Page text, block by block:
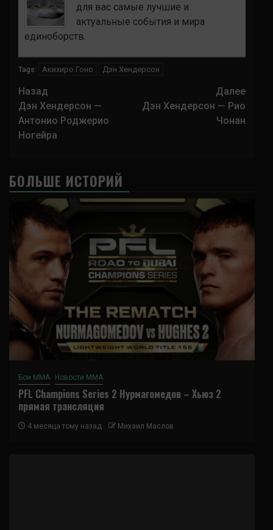
для вас самые лучшие и
актуальные события и мира
единоборств.
Tags: Акихиро Гоно Дэн Хендерсон
Навигация
записи
Назад
Дэн Хендерсон —
Антонио Роджерио
Ногейра
Далее
Дэн Хендерсон — Рио
Чонан
БОЛЬШЕ ИСТОРИЙ
Бои ММА Новости ММА
PFL Champions Series 2 Нурмагомедов – Хьюз 2
прямая трансляция
4 месяца тому назад Михаил Маслов